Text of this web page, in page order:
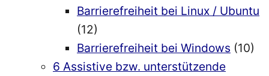
Barrierefreiheit bei Linux / Ubuntu
(12)
Barrierefreiheit bei Windows (10)
6 Assistive bzw. unterstützende